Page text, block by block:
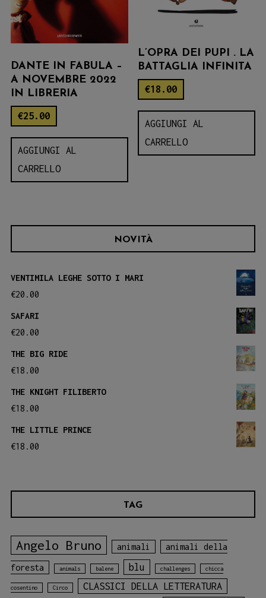
DANTE IN FABULA –
A NOVEMBRE 2022
IN LIBRERIA
€25.00
AGGIUNGI AL
CARRELLO
L’OPRA DEI PUPI . LA
BATTAGLIA INFINITA
€18.00
AGGIUNGI AL
CARRELLO
NOVITÀ
VENTIMILA LEGHE SOTTO I MARI
€20.00
SAFARI
€20.00
THE BIG RIDE
€18.00
THE KNIGHT FILIBERTO
€18.00
THE LITTLE PRINCE
€18.00
TAG
Angelo Bruno animali animali della
foresta animals balene blu challenges chicca
cosentino Circo CLASSICI DELLA LETTERATURA